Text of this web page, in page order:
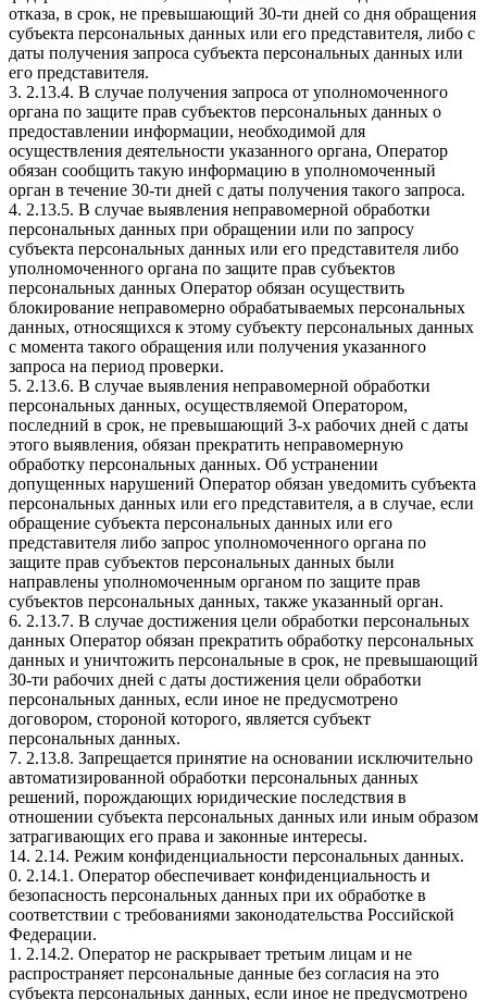
отказа, в срок, не превышающий 30-ти дней со дня обращения
субъекта персональных данных или его представителя, либо с
даты получения запроса субъекта персональных данных или
его представителя.
3. 2.13.4. В случае получения запроса от уполномоченного
органа по защите прав субъектов персональных данных о
предоставлении информации, необходимой для
осуществления деятельности указанного органа, Оператор
обязан сообщить такую информацию в уполномоченный
орган в течение 30-ти дней с даты получения такого запроса.
4. 2.13.5. В случае выявления неправомерной обработки
персональных данных при обращении или по запросу
субъекта персональных данных или его представителя либо
уполномоченного органа по защите прав субъектов
персональных данных Оператор обязан осуществить
блокирование неправомерно обрабатываемых персональных
данных, относящихся к этому субъекту персональных данных
с момента такого обращения или получения указанного
запроса на период проверки.
5. 2.13.6. В случае выявления неправомерной обработки
персональных данных, осуществляемой Оператором,
последний в срок, не превышающий 3-х рабочих дней с даты
этого выявления, обязан прекратить неправомерную
обработку персональных данных. Об устранении
допущенных нарушений Оператор обязан уведомить субъекта
персональных данных или его представителя, а в случае, если
обращение субъекта персональных данных или его
представителя либо запрос уполномоченного органа по
защите прав субъектов персональных данных были
направлены уполномоченным органом по защите прав
субъектов персональных данных, также указанный орган.
6. 2.13.7. В случае достижения цели обработки персональных
данных Оператор обязан прекратить обработку персональных
данных и уничтожить персональные в срок, не превышающий
30-ти рабочих дней с даты достижения цели обработки
персональных данных, если иное не предусмотрено
договором, стороной которого, является субъект
персональных данных.
7. 2.13.8. Запрещается принятие на основании исключительно
автоматизированной обработки персональных данных
решений, порождающих юридические последствия в
отношении субъекта персональных данных или иным образом
затрагивающих его права и законные интересы.
14. 2.14. Режим конфиденциальности персональных данных.
0. 2.14.1. Оператор обеспечивает конфиденциальность и
безопасность персональных данных при их обработке в
соответствии с требованиями законодательства Российской
Федерации.
1. 2.14.2. Оператор не раскрывает третьим лицам и не
распространяет персональные данные без согласия на это
субъекта персональных данных, если иное не предусмотрено